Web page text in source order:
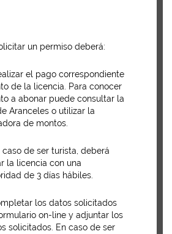
un permiso deberá:
el pago correspondiente
de la licencia. Para conocer
a abonar puede consultar la
Aranceles o utilizar la
de montos.
caso de ser turista, deberá
la licencia con una
de 3 días hábiles.
los datos solicitados
on-line y adjuntar los
solicitados. En caso de ser